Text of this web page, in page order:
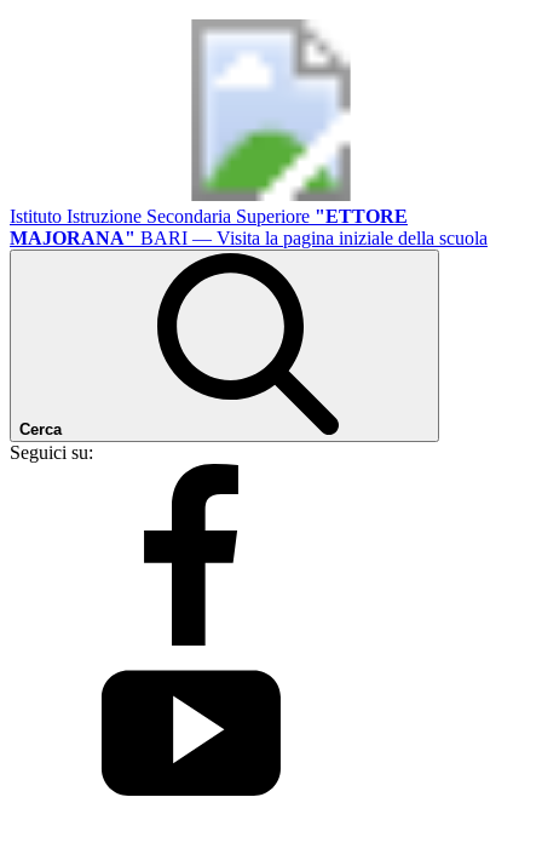
Istituto Istruzione Secondaria Superiore "ETTORE
MAJORANA" BARI — Visita la pagina iniziale della scuola
Cerca
Seguici su: